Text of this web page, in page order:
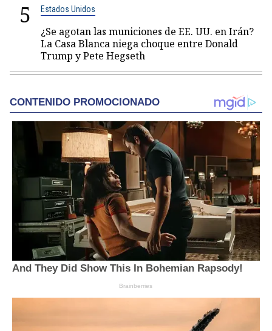
5 Estados Unidos
¿Se agotan las municiones de EE. UU. en Irán?
La Casa Blanca niega choque entre Donald
Trump y Pete Hegseth